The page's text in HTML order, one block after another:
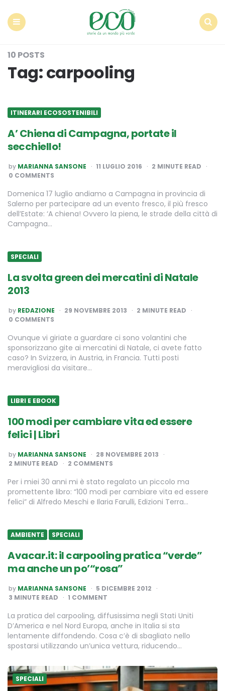
10 POSTS
Tag:carpooling
ITINERARI ECOSOSTENIBILI
A’ Chiena di Campagna, portate il
secchiello!
POSTED
BY
by MARIANNA SANSONE 11 LUGLIO 2016 2 MINUTE READ
0 COMMENTS
Domenica 17 luglio andiamo a Campagna in provincia di
Salerno per partecipare ad un evento fresco, il più fresco
dell’Estate: ‘A chiena! Ovvero la piena, le strade della città di
Campagna…
SPECIALI
La svolta green dei mercatini di Natale
2013
POSTED
BY
by REDAZIONE 29 NOVEMBRE 2013 2 MINUTE READ
0 COMMENTS
Ovunque vi giriate a guardare ci sono volantini che
sponsorizzano gite ai mercatini di Natale, ci avete fatto
caso? In Svizzera, in Austria, in Francia. Tutti posti
meravigliosi da visitare…
LIBRI E EBOOK
100 modi per cambiare vita ed essere
felici | Libri
POSTED
BY
by MARIANNA SANSONE
28 NOVEMBRE 2013
2 MINUTE READ 2 COMMENTS
Per i miei 30 anni mi è stato regalato un piccolo ma
promettente libro: “100 modi per cambiare vita ed essere
felici” di Alfredo Meschi e Ilaria Farulli, Edizioni Terra…
AMBIENTE SPECIALI
Avacar.it: il carpooling pratica “verde”
ma anche un po’“rosa”
POSTED
BY
by MARIANNA SANSONE
5 DICEMBRE 2012
3 MINUTE READ 1 COMMENT
La pratica del carpooling, diffusissima negli Stati Uniti
D’America e nel Nord Europa, anche in Italia si sta
lentamente diffondendo. Cosa c’è di sbagliato nello
spostarsi utilizzando un’unica vettura, riducendo…
SPECIALI